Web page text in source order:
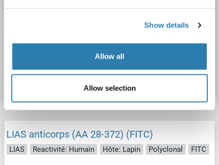
Show details
Allow all
Allow selection
N° du produit ABIN7158452
LIAS anticorps (AA 28-372) (FITC)
LIAS Reactivité: Humain Hôte: Lapin Polyclonal FITC